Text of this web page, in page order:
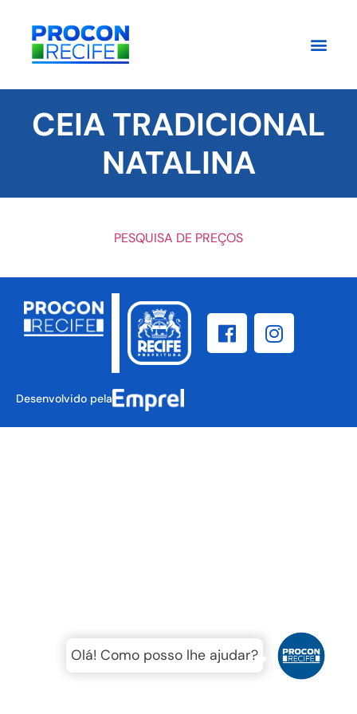
CEIA TRADICIONAL
NATALINA
PESQUISA DE PREÇOS
Desenvolvido pela
Olá! Como posso lhe ajudar?